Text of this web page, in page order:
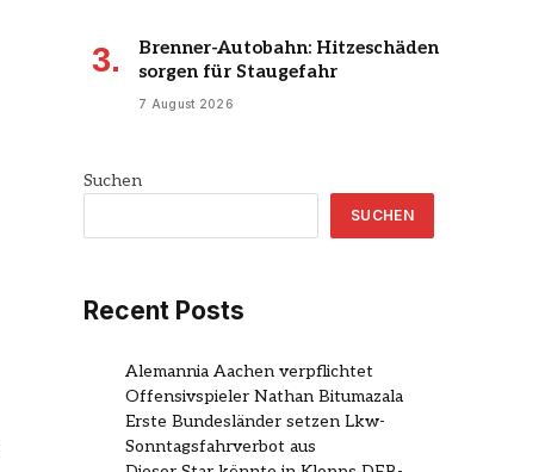
Brenner-Autobahn: Hitzeschäden
sorgen für Staugefahr
7 August 2026
Suchen
SUCHEN
Recent Posts
Alemannia Aachen verpflichtet
Offensivspieler Nathan Bitumazala
Erste Bundesländer setzen Lkw-
Sonntagsfahrverbot aus